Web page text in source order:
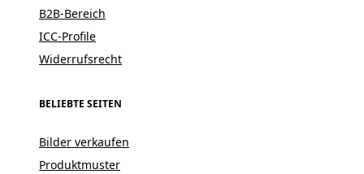
B2B-Bereich
ICC-Profile
Widerrufsrecht
BELIEBTE SEITEN
Bilder verkaufen
Produktmuster